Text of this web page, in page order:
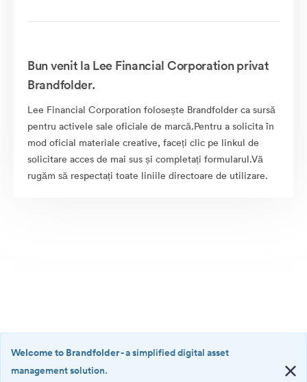
Bun venit la Lee Financial Corporation privat
Brandfolder.
Lee Financial Corporation folosește Brandfolder ca sursă
pentru activele sale oficiale de marcă.Pentru a solicita în
mod oficial materiale creative, faceți clic pe linkul de
solicitare acces de mai sus și completați formularul.Vă
rugăm să respectați toate liniile directoare de utilizare.
Welcome to Brandfolder- a simplified digital asset
management solution.